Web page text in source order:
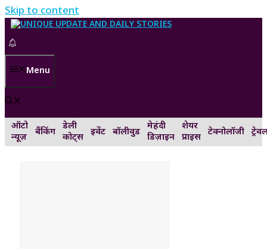
Skip to content
Menu
ऑटो
न्यूज़
बैंकिंग
डेली
कोट्स
इवेंट बॉलीवुड
मेहंदी
डिज़ाइन
शेयर
प्राइस
टेक्नोलॉजी